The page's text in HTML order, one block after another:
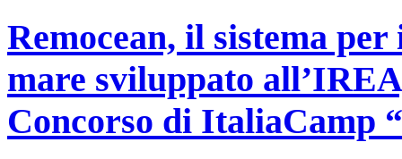
Remocean, il sistema
mare sviluppato
Concorso di ItaliaCamp